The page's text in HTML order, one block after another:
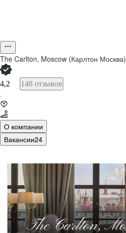
The Carlton, Moscow (Карлтон Москва)
4,2 148 отзывов
·
О компании
Вакансии24